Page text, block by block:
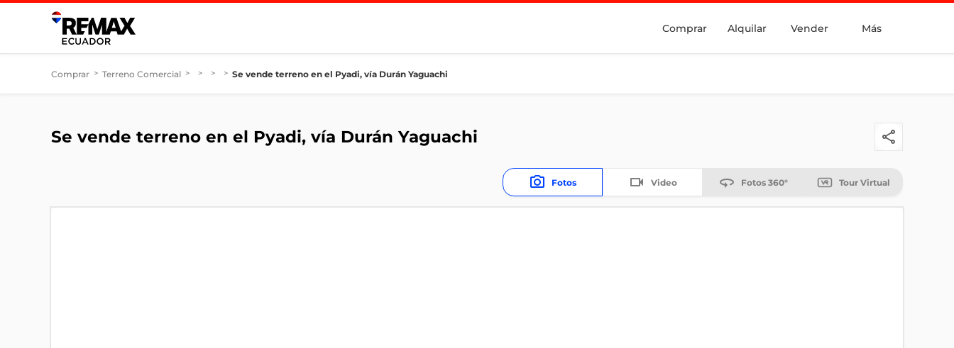
Comprar Alquilar Vender Más
Comprar > Terreno Comercial > > > > Se vende terreno en el Pyadi, vía Durán Yaguachi
Se vende terreno en el Pyadi, vía Durán Yaguachi
Fotos Video Fotos 360° Tour Virtual